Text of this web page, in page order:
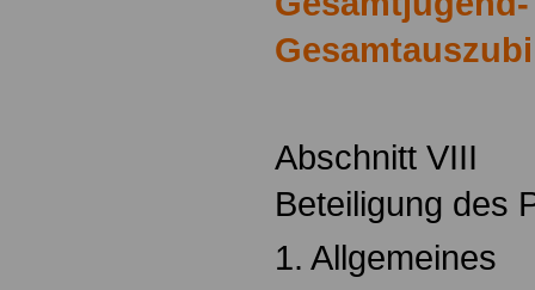
Abschnitt VIII
Beteiligung des
1. Allgemeines